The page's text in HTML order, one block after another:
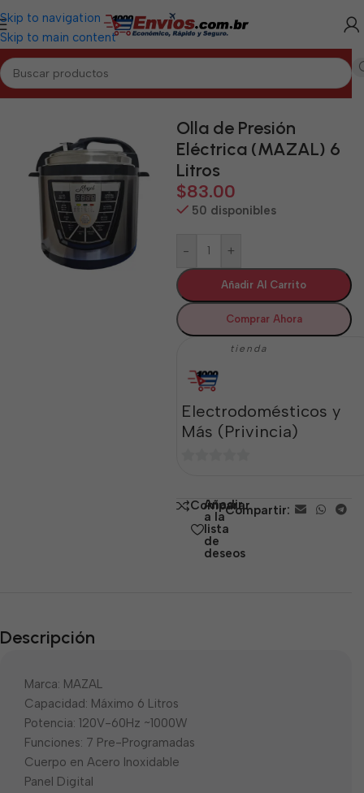
Skip to navigation
Skip to main content
Inicio/LAS TUNAS/Electrodomésticos Las Tunas
Olla de Presión
Eléctrica (MAZAL) 6
Litros
$83.00
50 disponibles
- +
Añadir Al Carrito
Comprar Ahora
tienda
Electrodomésticos y
Más (Privincia)
5 Comparar
Añadir
a la
lista
de
deseos
Compartir:
Descripción
Marca: MAZAL
Capacidad: Máximo 6 Litros
Potencia: 120V-60Hz ~1000W
Funciones: 7 Pre-Programadas
Cuerpo en Acero Inoxidable
Panel Digital